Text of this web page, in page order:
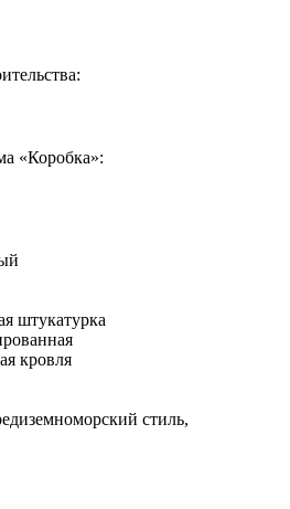
«Коробка»:
штукатурка
кровля
стиль,